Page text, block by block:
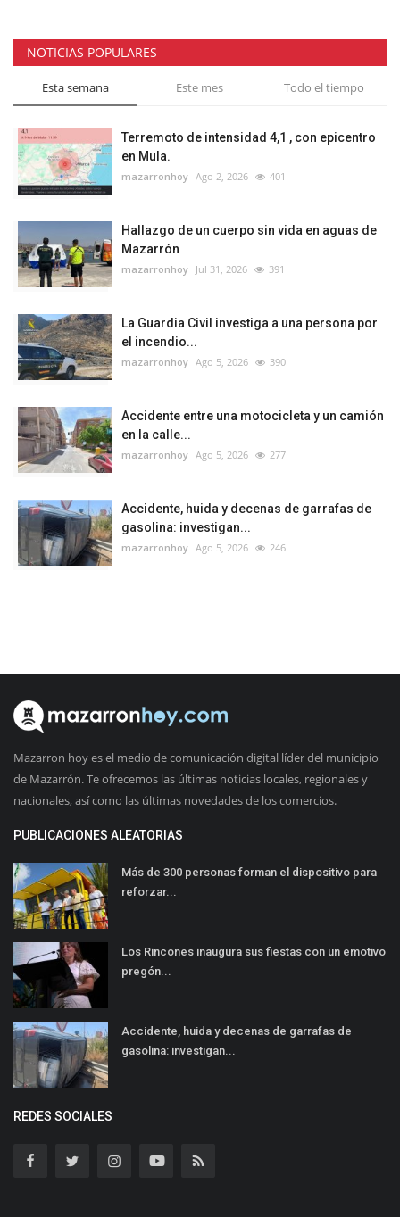
NOTICIAS POPULARES
Esta semana Este mes Todo el tiempo
Terremoto de intensidad 4,1 , con epicentro
en Mula.
mazarronhoy Ago 2, 2026 401
Hallazgo de un cuerpo sin vida en aguas de
Mazarrón
mazarronhoy Jul 31, 2026 391
La Guardia Civil investiga a una persona por
el incendio...
mazarronhoy Ago 5, 2026 390
Accidente entre una motocicleta y un camión
en la calle...
mazarronhoy Ago 5, 2026 277
Accidente, huida y decenas de garrafas de
gasolina: investigan...
mazarronhoy Ago 5, 2026 246
Mazarron hoy es el medio de comunicación digital líder del municipio
de Mazarrón. Te ofrecemos las últimas noticias locales, regionales y
nacionales, así como las últimas novedades de los comercios.
PUBLICACIONES ALEATORIAS
Más de 300 personas forman el dispositivo para
reforzar...
Los Rincones inaugura sus fiestas con un emotivo
pregón...
Accidente, huida y decenas de garrafas de
gasolina: investigan...
REDES SOCIALES